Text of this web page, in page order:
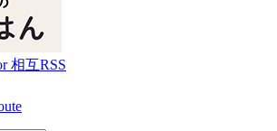
相互RSS